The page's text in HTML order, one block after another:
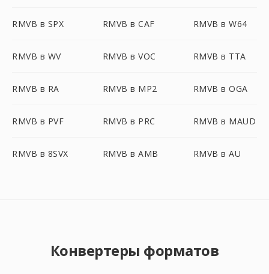
RMVB в SPX RMVB в CAF RMVB в W64
RMVB в WV RMVB в VOC RMVB в TTA
RMVB в RA RMVB в MP2 RMVB в OGA
RMVB в PVF RMVB в PRC RMVB в MAUD
RMVB в 8SVX RMVB в AMB RMVB в AU
Конвертеры форматов